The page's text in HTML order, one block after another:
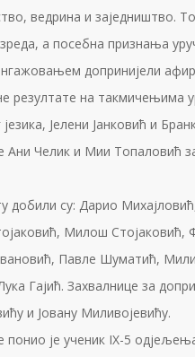
ведрина и заједништво.
а посебна признања
допринијели
резултате на такмичењима
Јелени Јанковић и
Ани Челик и Мии Топаловић
добили су: Дарио
Милош
Павле Шуматић,
Гајић. Захвалнице за
и Јовану Миливојевићу.
понио је ученик IX-5